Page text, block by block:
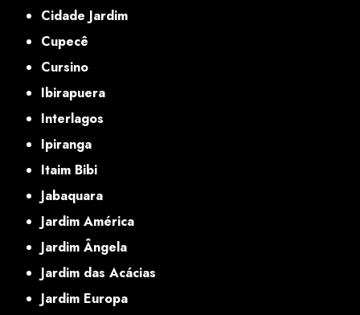
Cidade Jardim
Cupecê
Cursino
Ibirapuera
Interlagos
Ipiranga
Itaim Bibi
Jabaquara
Jardim América
Jardim Ângela
Jardim das Acácias
Jardim Europa